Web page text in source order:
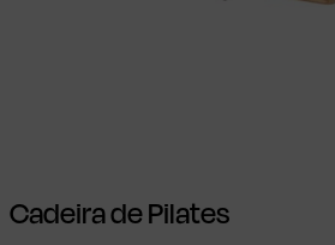
Cadeira de Pilates